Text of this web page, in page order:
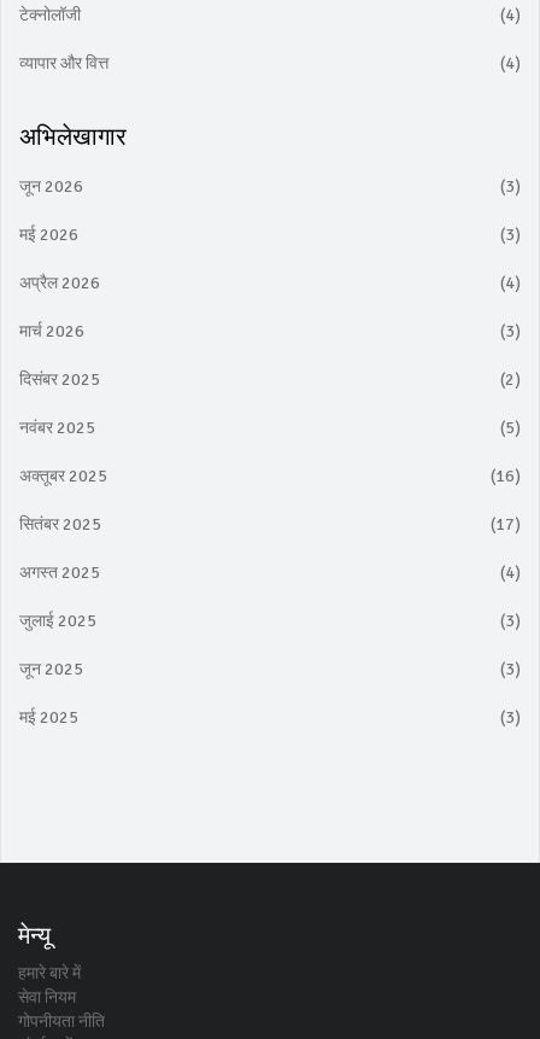
टेक्नोलॉजी (4)
व्यापार और वित्त (4)
अभिलेखागार
जून 2026 (3)
मई 2026 (3)
अप्रैल 2026 (4)
मार्च 2026 (3)
दिसंबर 2025 (2)
नवंबर 2025 (5)
अक्तूबर 2025 (16)
सितंबर 2025 (17)
अगस्त 2025 (4)
जुलाई 2025 (3)
जून 2025 (3)
मई 2025 (3)
मेन्यू
हमारे बारे में
सेवा नियम
गोपनीयता नीति